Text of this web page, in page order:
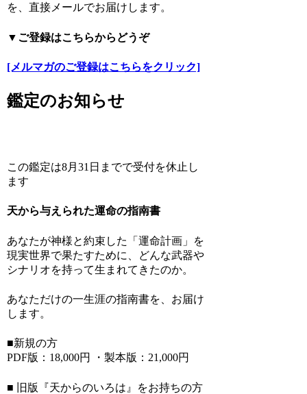
を、直接メールでお届けします。
▼ご登録はこちらからどうぞ
[メルマガのご登録はこちらをクリック]
鑑定のお知らせ
この鑑定は8月31日までで受付を休止し
ます
天から与えられた運命の指南書
あなたが神様と約束した「運命計画」を
現実世界で果たすために、どんな武器や
シナリオを持って生まれてきたのか。
あなただけの一生涯の指南書を、お届け
します。
■新規の方
PDF版：18,000円 ・製本版：21,000円
■ 旧版『天からのいろは』をお持ちの方